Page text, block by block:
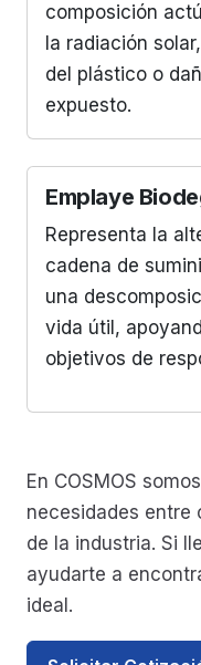
composición
la radiación
del plástico o
expuesto.
Emplaye
Representa la
cadena de
una
vida útil,
objetivos de
En COSMOS
necesidades entre
de la industria. Si
ayudarte a
ideal.